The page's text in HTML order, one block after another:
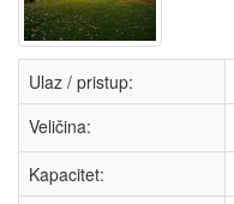
Ulaz / pristup:
Veličina:
Kapacitet: